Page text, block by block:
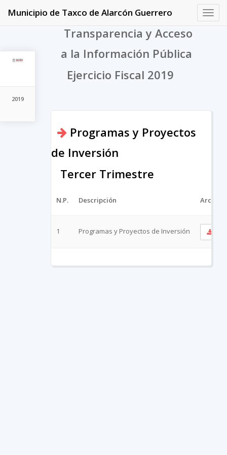
2019
Municipio de Taxco de Alarcón Guerrero
Transparencia y Acceso
a la Información Pública
Ejercicio Fiscal 2019
Programas y Proyectos
de Inversión
Tercer Trimestre
N.P. Descripción Archivo
1 Programas y Proyectos de Inversión